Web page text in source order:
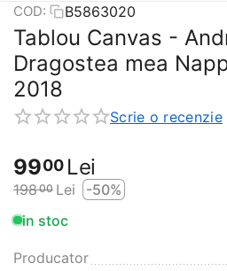
COD: B5863020
Tablou Canvas -
Dragostea mea
2018
Scrie o recenzie
9900 Lei
19800 Lei
-50%
in stoc
Producator